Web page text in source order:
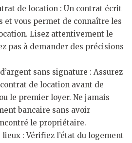
de location : Un contrat écrit
et vous permet de connaître les
Lisez attentivement le
pas à demander des précisions
sans signature : Assurez-
de location avant de
le premier loyer. Ne jamais
bancaire sans avoir
le propriétaire.
: Vérifiez l’état du logement